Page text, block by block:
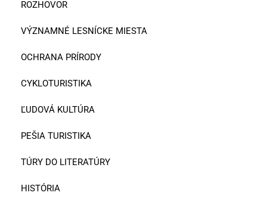
ROZHOVOR
VÝZNAMNÉ LESNÍCKE MIESTA
OCHRANA PRÍRODY
CYKLOTURISTIKA
ĽUDOVÁ KULTÚRA
PEŠIA TURISTIKA
TÚRY DO LITERATÚRY
HISTÓRIA